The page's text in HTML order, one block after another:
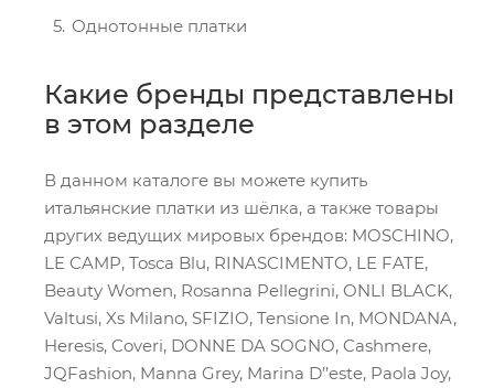
Однотонные платки
Какие бренды представлены
в этом разделе
В данном каталоге вы можете купить
итальянские платки из шёлка, а также товары
других ведущих мировых брендов: MOSCHINO,
LE CAMP, Tosca Blu, RINASCIMENTO, LE FATE,
Beauty Women, Rosanna Pellegrini, ONLI BLACK,
Valtusi, Xs Milano, SFIZIO, Tensione In, MONDANA,
Heresis, Coveri, DONNE DA SOGNO, Cashmere,
JQFashion, Manna Grey, Marina D’’este, Paola Joy,